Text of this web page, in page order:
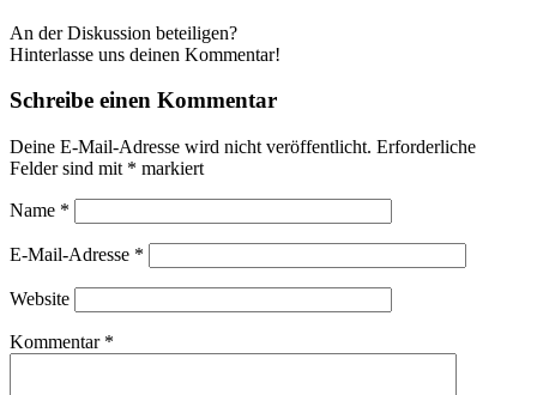
An der Diskussion beteiligen?
Hinterlasse uns deinen Kommentar!
Schreibe einen Kommentar
Deine E-Mail-Adresse wird nicht veröffentlicht. Erforderliche
Felder sind mit * markiert
Name *
E-Mail-Adresse *
Website
Kommentar *